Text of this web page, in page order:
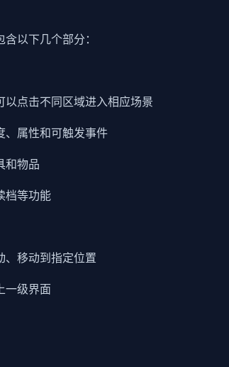
以下几个部分：
点击不同区域进入相应场景
、属性和可触发事件
和物品
档等功能
、移动到指定位置
一级界面